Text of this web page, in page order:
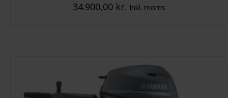
34.900,00 kr. Inkl. moms